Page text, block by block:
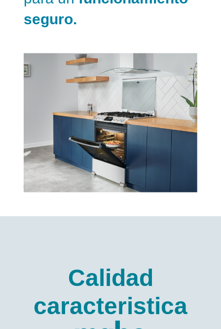
seguro.
Calidad
caracteristica